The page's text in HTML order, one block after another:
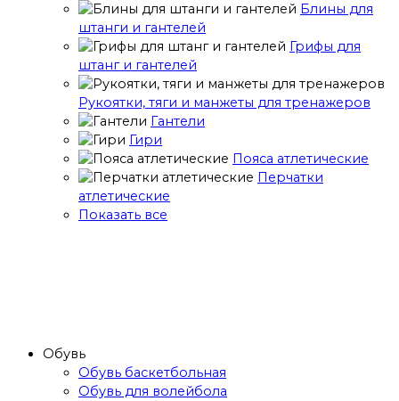
Блины для
штанги и гантелей
Грифы для
штанг и гантелей
Рукоятки, тяги и манжеты для тренажеров
Гантели
Гири
Пояса атлетические
Перчатки
атлетические
Показать все
Обувь
Обувь баскетбольная
Обувь для волейбола